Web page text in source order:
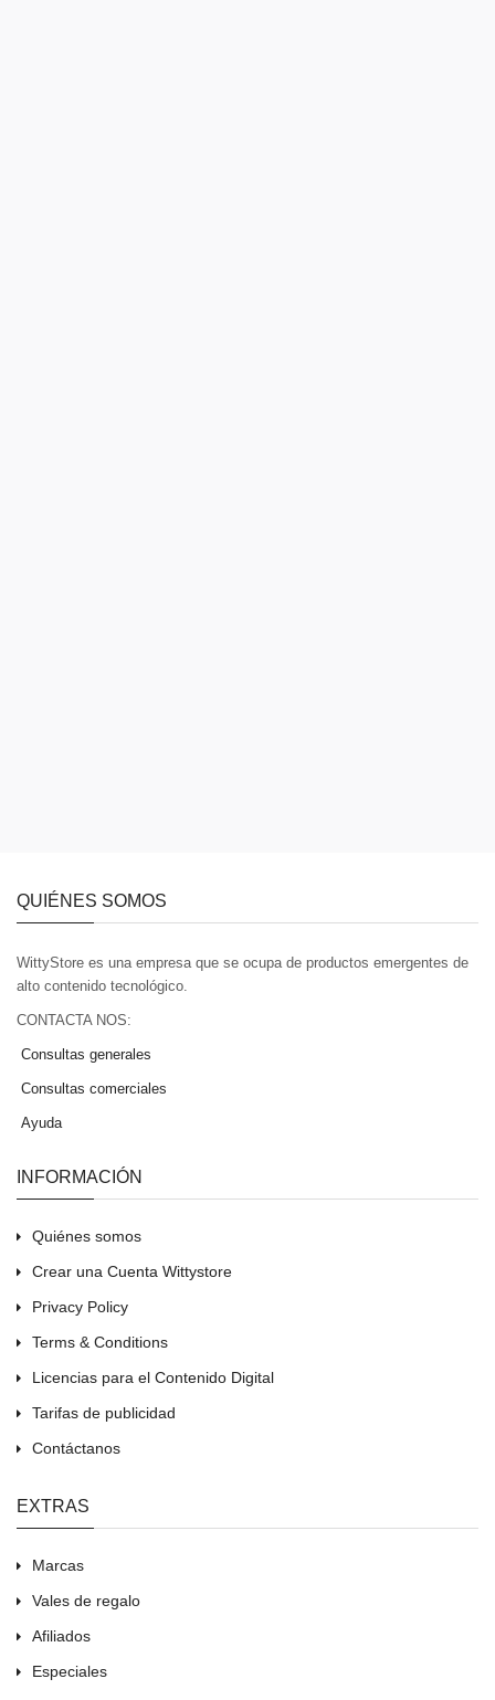
QUIÉNES SOMOS
WittyStore es una empresa que se ocupa de productos emergentes de
alto contenido tecnológico.
CONTACTA NOS:
Consultas generales
Consultas comerciales
Ayuda
INFORMACIÓN
Quiénes somos
Crear una Cuenta Wittystore
Privacy Policy
Terms & Conditions
Licencias para el Contenido Digital
Tarifas de publicidad
Contáctanos
EXTRAS
Marcas
Vales de regalo
Afiliados
Especiales